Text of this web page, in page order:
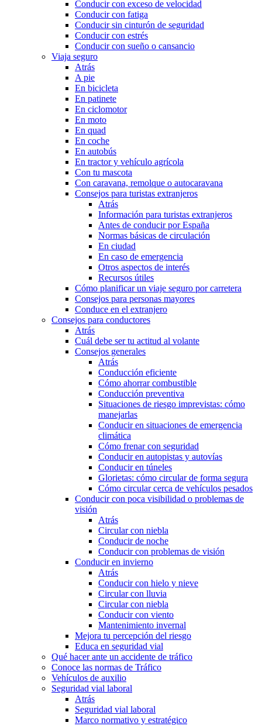
Conducir con exceso de velocidad
Conducir con fatiga
Conducir sin cinturón de seguridad
Conducir con estrés
Conducir con sueño o cansancio
Viaja seguro
Atrás
A pie
En bicicleta
En patinete
En ciclomotor
En moto
En quad
En coche
En autobús
En tractor y vehículo agrícola
Con tu mascota
Con caravana, remolque o autocaravana
Consejos para turistas extranjeros
Atrás
Información para turistas extranjeros
Antes de conducir por España
Normas básicas de circulación
En ciudad
En caso de emergencia
Otros aspectos de interés
Recursos útiles
Cómo planificar un viaje seguro por carretera
Consejos para personas mayores
Conduce en el extranjero
Consejos para conductores
Atrás
Cuál debe ser tu actitud al volante
Consejos generales
Atrás
Conducción eficiente
Cómo ahorrar combustible
Conducción preventiva
Situaciones de riesgo imprevistas: cómo
manejarlas
Conducir en situaciones de emergencia
climática
Cómo frenar con seguridad
Conducir en autopistas y autovías
Conducir en túneles
Glorietas: cómo circular de forma segura
Cómo circular cerca de vehículos pesados
Conducir con poca visibilidad o problemas de
visión
Atrás
Circular con niebla
Conducir de noche
Conducir con problemas de visión
Conducir en invierno
Atrás
Conducir con hielo y nieve
Circular con lluvia
Circular con niebla
Conducir con viento
Mantenimiento invernal
Mejora tu percepción del riesgo
Educa en seguridad vial
Qué hacer ante un accidente de tráfico
Conoce las normas de Tráfico
Vehículos de auxilio
Seguridad vial laboral
Atrás
Seguridad vial laboral
Marco normativo y estratégico